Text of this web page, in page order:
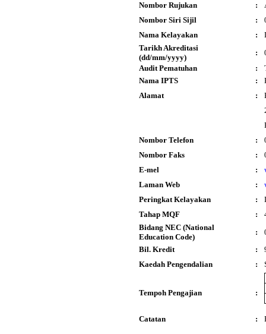
Nombor Rujukan :
Nombor Siri Sijil
:
Nama Kelayakan
:
Tarikh Akreditasi
(dd/mm/yyyy)
:
Audit Pematuhan
:
Nama IPTS
:
Alamat
:
Nombor Telefon
:
Nombor Faks
:
E-mel
:
Laman Web
:
Peringkat Kelayakan
:
Tahap MQF
:
Bidang NEC (National
Education Code)
:
Bil. Kredit
:
Kaedah Pengendalian
:
Tempoh Pengajian :
Catatan :